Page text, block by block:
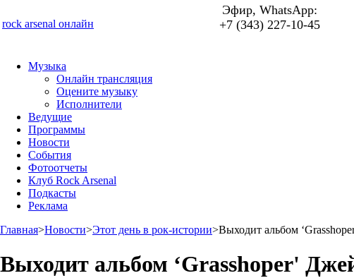
rock arsenal онлайн
Эфир, WhatsApp:
+7 (343) 227-10-45
Музыка
Онлайн трансляция
Оцените музыку
Исполнители
Ведущие
Программы
Новости
События
Фотоотчеты
Клуб Rock Arsenal
Подкасты
Реклама
Главная>Новости>Этот день в рок-истории>Выходит альбом
Выходит альбом ‘Grasshoper'